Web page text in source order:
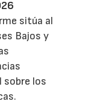
sitúa al
Bajos y
los